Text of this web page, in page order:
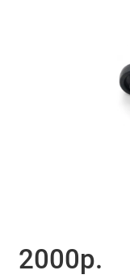
2000р.